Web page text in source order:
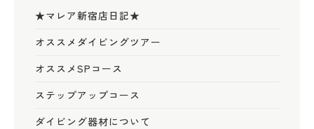
★マレア新宿店日記★
オススメダイビングツアー
オススメSPコース
ステップアップコース
ダイビング器材について